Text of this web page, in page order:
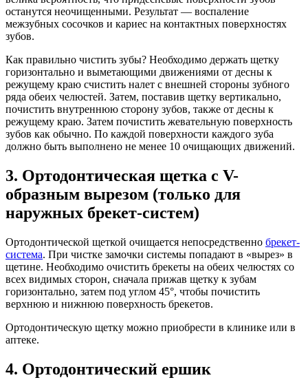
останутся неочищенными. Результат — воспаление
межзубных сосочков и кариес на контактных поверхностях
зубов.
Как правильно чистить зубы? Необходимо держать щетку
горизонтально и выметающими движениями от десны к
режущему краю счистить налет с внешней стороны зубного
ряда обеих челюстей. Затем, поставив щетку вертикально,
почистить внутреннюю сторону зубов, также от десны к
режущему краю. Затем почистить жевательную поверхность
зубов как обычно. По каждой поверхности каждого зуба
должно быть выполнено не менее 10 очищающих движений.
3. Ортодонтическая щетка с V-
образным вырезом (только для
наружных брекет-систем)
Ортодонтической щеткой очищается непосредственно брекет-
система. При чистке замочки системы попадают в «вырез» в
щетине. Необходимо очистить брекеты на обеих челюстях со
всех видимых сторон, сначала прижав щетку к зубам
горизонтально, затем под углом 45°, чтобы почистить
верхнюю и нижнюю поверхность брекетов.
Ортодонтическую щетку можно приобрести в клинике или в
аптеке.
4. Ортодонтический ершик